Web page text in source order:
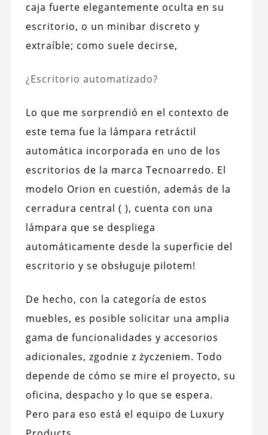
caja fuerte elegantemente oculta en su
escritorio, o un minibar discreto y
extraíble; como suele decirse,
¿Escritorio automatizado?
Lo que me sorprendió en el contexto de
este tema fue la lámpara retráctil
automática incorporada en uno de los
escritorios de la marca Tecnoarredo. El
modelo Orion en cuestión, además de la
cerradura central ( ), cuenta con una
lámpara que se despliega
automáticamente desde la superficie del
escritorio y se obsługuje pilotem!
De hecho, con la categoría de estos
muebles, es posible solicitar una amplia
gama de funcionalidades y accesorios
adicionales, zgodnie z życzeniem. Todo
depende de cómo se mire el proyecto, su
oficina, despacho y lo que se espera.
Pero para eso está el equipo de Luxury